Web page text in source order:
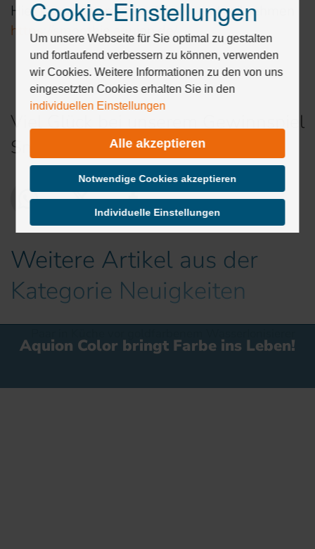
Hier kannst du mehr erfahren und teilnehmen
https://smoothie.aquion.de/
Viel Glück bei unserem Gewinnspiel
Smoothie trifft Aquion.
Weitere Artikel aus der
Kategorie Neuigkeiten
Tag des Naturschutzes? Was heißt das
Drücken
Sie
Tab,
um
durch
die
Optionen
navigieren.
lehnt
Cookies
Cookie-Einstellungen
Um unsere Webseite für Sie optimal zu gestalten
und fortlaufend verbessern zu können, verwenden
wir Cookies. Weitere Informationen zu den von uns
eingesetzten Cookies erhalten Sie in den
individuellen Einstellungen
Alle akzeptieren
Notwendige Cookies akzeptieren
Individuelle Einstellungen